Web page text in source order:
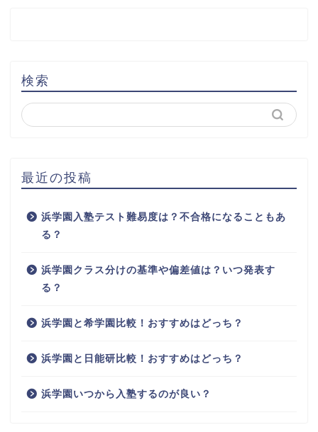
検索
最近の投稿
浜学園入塾テスト難易度は？不合格になることもあ
る？
浜学園クラス分けの基準や偏差値は？いつ発表す
る？
浜学園と希学園比較！おすすめはどっち？
浜学園と日能研比較！おすすめはどっち？
浜学園いつから入塾するのが良い？